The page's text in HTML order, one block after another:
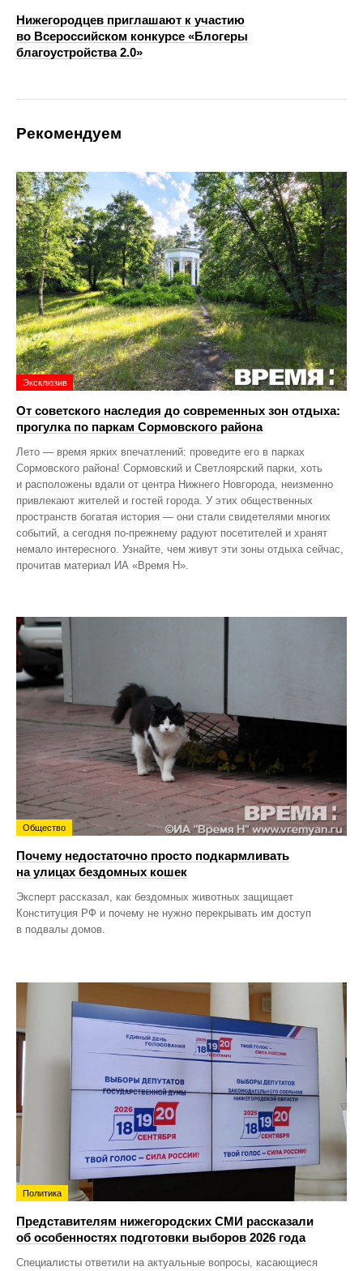
Нижегородцев приглашают к участию
во Всероссийском конкурсе «Блогеры
благоустройства 2.0»
Рекомендуем
Эксклюзив
От советского наследия до современных зон отдыха:
прогулка по паркам Сормовского района
Лето — время ярких впечатлений: проведите его в парках
Сормовского района! Сормовский и Светлоярский парки, хоть
и расположены вдали от центра Нижнего Новгорода, неизменно
привлекают жителей и гостей города. У этих общественных
пространств богатая история — они стали свидетелями многих
событий, а сегодня по‑прежнему радуют посетителей и хранят
немало интересного. Узнайте, чем живут эти зоны отдыха сейчас,
прочитав материал ИА «Время Н».
Общество
Почему недостаточно просто подкармливать
на улицах бездомных кошек
Эксперт рассказал, как бездомных животных защищает
Конституция РФ и почему не нужно перекрывать им доступ
в подвалы домов.
Политика
Представителям нижегородских СМИ рассказали
об особенностях подготовки выборов 2026 года
Специалисты ответили на актуальные вопросы, касающиеся